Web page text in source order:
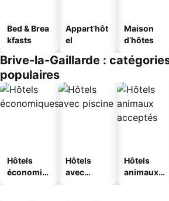
Bed & Brea
kfasts
Appart’hôt
el
Maison
d’hôtes
Brive-la-Gaillarde :
populaires
Hôtels
économiq
Hôtels
avec
Hôtels
animaux